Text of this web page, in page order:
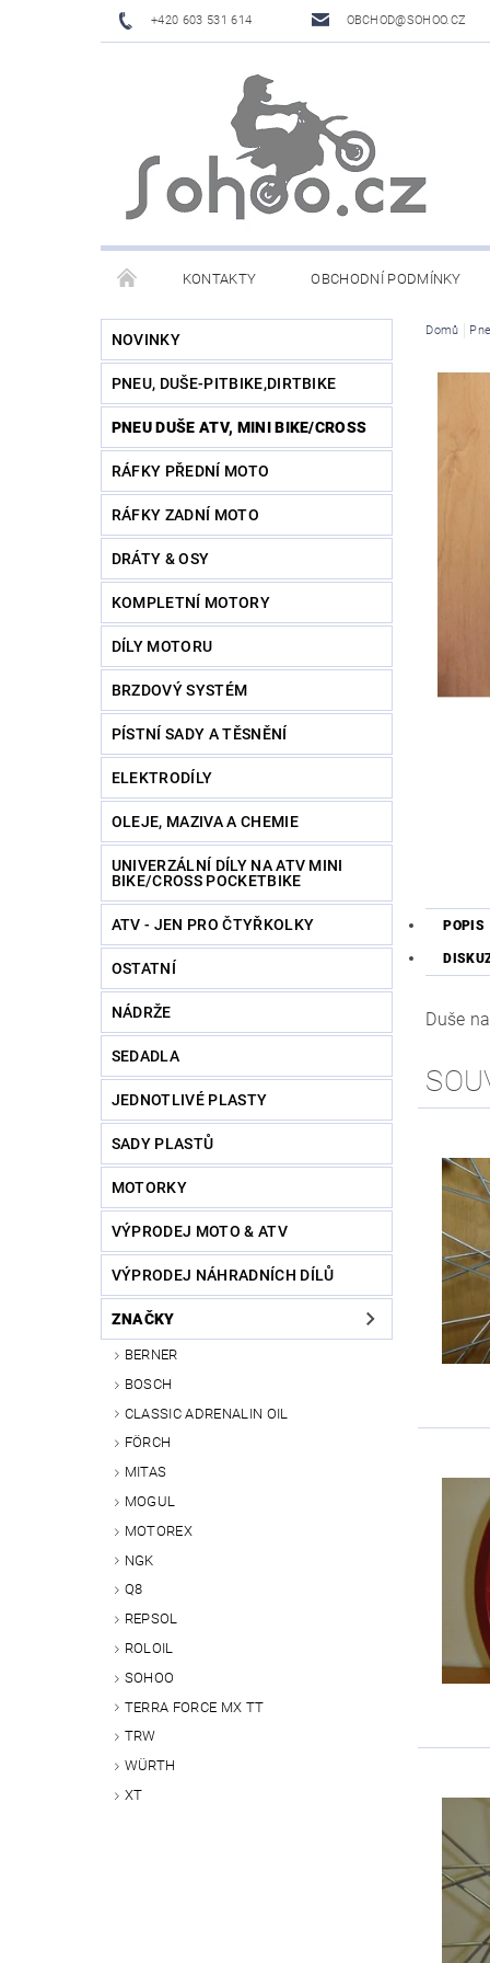
+420 603 531 614 OBCHOD@SOHOO.CZ
KONTAKTY OBCHODNÍ PODMÍNKY
NOVINKY
PNEU, DUŠE-PITBIKE,DIRTBIKE
PNEU DUŠE ATV, MINI BIKE/CROSS
RÁFKY PŘEDNÍ MOTO
RÁFKY ZADNÍ MOTO
DRÁTY & OSY
KOMPLETNÍ MOTORY
DÍLY MOTORU
BRZDOVÝ SYSTÉM
PÍSTNÍ SADY A TĚSNĚNÍ
ELEKTRODÍLY
OLEJE, MAZIVA A CHEMIE
UNIVERZÁLNÍ DÍLY NA ATV MINI
BIKE/CROSS POCKETBIKE
ATV - JEN PRO ČTYŘKOLKY
OSTATNÍ
NÁDRŽE
SEDADLA
JEDNOTLIVÉ PLASTY
SADY PLASTŮ
MOTORKY
VÝPRODEJ MOTO & ATV
VÝPRODEJ NÁHRADNÍCH DÍLŮ
ZNAČKY
BERNER
BOSCH
CLASSIC ADRENALIN OIL
FÖRCH
MITAS
MOGUL
MOTOREX
NGK
Q8
REPSOL
ROLOIL
SOHOO
TERRA FORCE MX TT
TRW
WÜRTH
XT
Domů
POPIS
Duše